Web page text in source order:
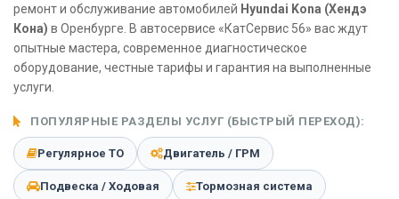
ремонт и обслуживание автомобилей Hyundai Kona (Хендэ
Кона) в Оренбурге. В автосервисе «КатСервис 56» вас ждут
опытные мастера, современное диагностическое
оборудование, честные тарифы и гарантия на выполненные
услуги.
ПОПУЛЯРНЫЕ РАЗДЕЛЫ УСЛУГ (БЫСТРЫЙ ПЕРЕХОД):
Регулярное ТО Двигатель / ГРМ
Подвеска / Ходовая Тормозная система